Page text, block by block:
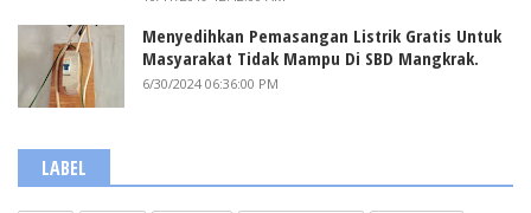
Menyedihkan Pemasangan Listrik Gratis Untuk
Masyarakat Tidak Mampu Di SBD Mangkrak.
6/30/2024 06:36:00 PM
LABEL